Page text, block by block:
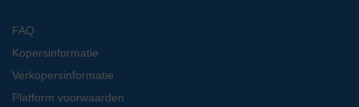
FAQ
Kopersinformatie
Verkopersinformatie
Platform voorwaarden